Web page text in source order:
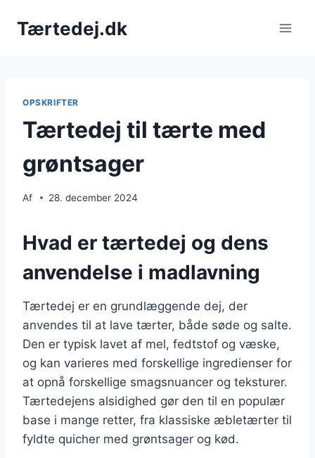
Tærtedej.dk
OPSKRIFTER
Tærtedej til tærte med
grøntsager
Af 28. december 2024
Hvad er tærtedej og dens
anvendelse i madlavning
Tærtedej er en grundlæggende dej, der
anvendes til at lave tærter, både søde og salte.
Den er typisk lavet af mel, fedtstof og væske,
og kan varieres med forskellige ingredienser for
at opnå forskellige smagsnuancer og teksturer.
Tærtedejens alsidighed gør den til en populær
base i mange retter, fra klassiske æbletærter til
fyldte quicher med grøntsager og kød.